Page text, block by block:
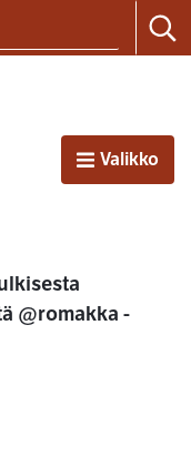
AvaaValikko
@romakka -